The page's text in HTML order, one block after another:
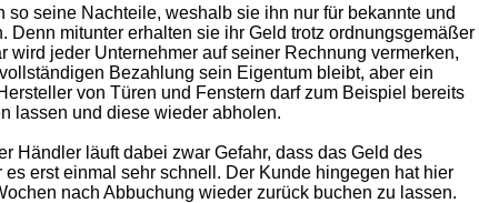
seine Nachteile, weshalb sie ihn nur für bekannte und
mitunter erhalten sie ihr Geld trotz ordnungsgemäßer
wird jeder Unternehmer auf seiner Rechnung vermerken,
Bezahlung sein Eigentum bleibt, aber ein
von Türen und Fenstern darf zum Beispiel bereits
lassen und diese wieder abholen.
Händler läuft dabei zwar Gefahr, dass das Geld des
erst einmal sehr schnell. Der Kunde hingegen hat hier
nach Abbuchung wieder zurück buchen zu lassen.